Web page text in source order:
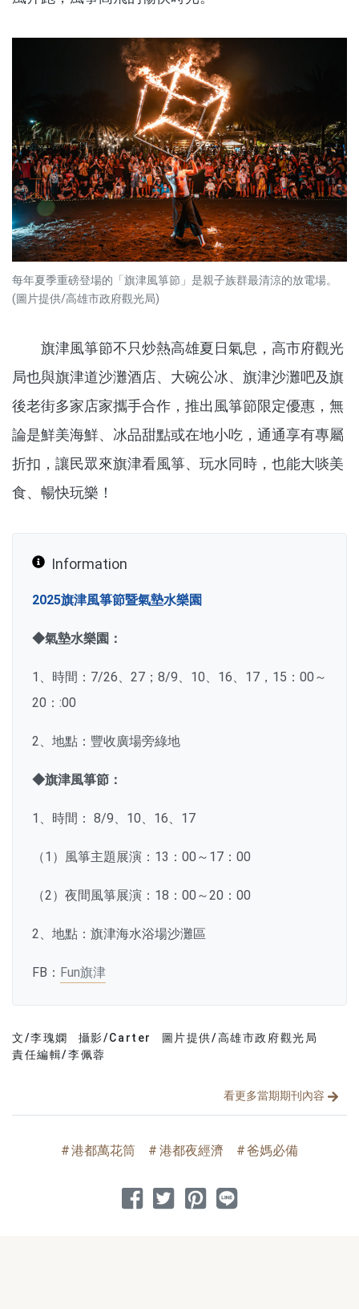
每年夏季重磅登場的「旗津風箏節」是親子族群最清涼的放電場。
(圖片提供/高雄市政府觀光局)
旗津風箏節不只炒熱高雄夏日氣息，高市府觀光
局也與旗津道沙灘酒店、大碗公冰、旗津沙灘吧及旗
後老街多家店家攜手合作，推出風箏節限定優惠，無
論是鮮美海鮮、冰品甜點或在地小吃，通通享有專屬
折扣，讓民眾來旗津看風箏、玩水同時，也能大啖美
食、暢快玩樂！
Information
2025旗津風箏節暨氣墊水樂園
◆氣墊水樂園：
1、時間：7/26、27；8/9、10、16、17，15：00～
20：:00
2、地點：豐收廣場旁綠地
◆旗津風箏節：
1、時間： 8/9、10、16、17
（1）風箏主題展演：13：00～17：00
（2）夜間風箏展演：18：00～20：00
2、地點：旗津海水浴場沙灘區
FB： Fun旗津
文/李瑰嫻 攝影/Carter
圖片提供/高雄市政府觀光局
責任編輯/李佩蓉
看更多當期期刊內容
文章分類
港都萬花筒 港都夜經濟 爸媽必備
分享文章
分享到 Facebook
分享到 Twitter
分享到 Pinterest
分享到 Line